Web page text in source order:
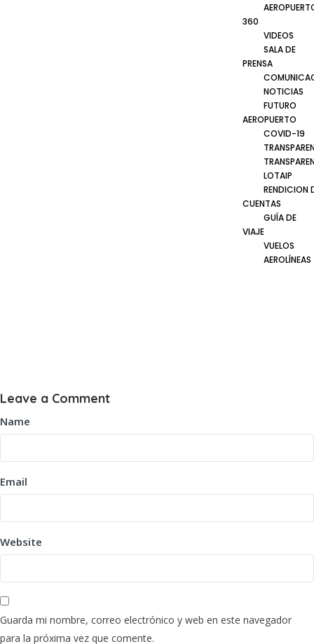
360
VIDEOS
SALA DE
PRENSA
NOTICIAS
FUTURO
AEROPUERTO
COVID-19
LOTAIP
RENDICION
CUENTAS
GUÍA DE
VIAJE
VUELOS
AEROLÍNEAS
Leave a Comment
Name
Email
Website
Guarda mi nombre, correo electrónico y web en este navegador
para la próxima vez que comente.